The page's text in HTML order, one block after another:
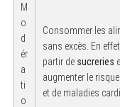
M
o
d
ér
a
ti
o
Consommer les
sans excès. En
partir de sucreries
augmenter le
et de maladies